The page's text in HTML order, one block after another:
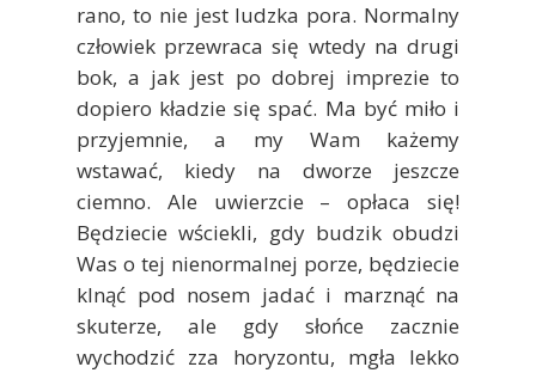
rano, to nie jest ludzka pora. Normalny
człowiek przewraca się wtedy na drugi
bok, a jak jest po dobrej imprezie to
dopiero kładzie się spać. Ma być miło i
przyjemnie, a my Wam każemy
wstawać, kiedy na dworze jeszcze
ciemno. Ale uwierzcie – opłaca się!
Będziecie wściekli, gdy budzik obudzi
Was o tej nienormalnej porze, będziecie
klnąć pod nosem jadać i marznąć na
skuterze, ale gdy słońce zacznie
wychodzić zza horyzontu, mgła lekko